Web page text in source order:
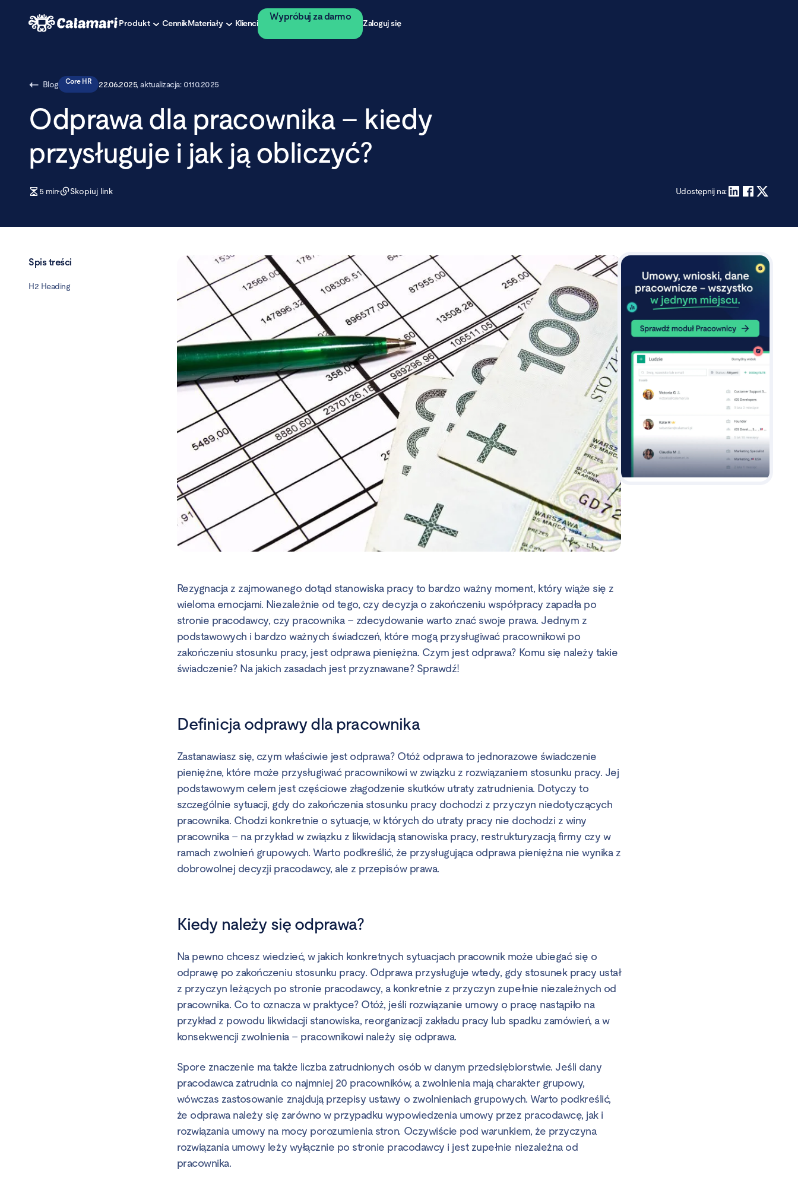
Produkt CennikMateriały Klienci
Wypróbuj za darmo
Zaloguj się
Blog Core HR 22.06.2025, aktualizacja: 01.10.2025
Odprawa dla pracownika – kiedy
przysługuje i jak ją obliczyć?
5 min Skopiuj link Udostępnij na:
Spis treści
H2 Heading
Rezygnacja z zajmowanego dotąd stanowiska pracy to bardzo ważny moment, który wiąże się z
wieloma emocjami. Niezależnie od tego, czy decyzja o zakończeniu współpracy zapadła po
stronie pracodawcy, czy pracownika – zdecydowanie warto znać swoje prawa. Jednym z
podstawowych i bardzo ważnych świadczeń, które mogą przysługiwać pracownikowi po
zakończeniu stosunku pracy, jest odprawa pieniężna. Czym jest odprawa? Komu się należy takie
świadczenie? Na jakich zasadach jest przyznawane? Sprawdź!
Definicja odprawy dla pracownika
Zastanawiasz się, czym właściwie jest odprawa? Otóż odprawa to jednorazowe świadczenie
pieniężne, które może przysługiwać pracownikowi w związku z rozwiązaniem stosunku pracy. Jej
podstawowym celem jest częściowe złagodzenie skutków utraty zatrudnienia. Dotyczy to
szczególnie sytuacji, gdy do zakończenia stosunku pracy dochodzi z przyczyn niedotyczących
pracownika. Chodzi konkretnie o sytuacje, w których do utraty pracy nie dochodzi z winy
pracownika – na przykład w związku z likwidacją stanowiska pracy, restrukturyzacją firmy czy w
ramach zwolnień grupowych. Warto podkreślić, że przysługująca odprawa pieniężna nie wynika z
dobrowolnej decyzji pracodawcy, ale z przepisów prawa.
Kiedy należy się odprawa?
Na pewno chcesz wiedzieć, w jakich konkretnych sytuacjach pracownik może ubiegać się o
odprawę po zakończeniu stosunku pracy. Odprawa przysługuje wtedy, gdy stosunek pracy ustał
z przyczyn leżących po stronie pracodawcy, a konkretnie z przyczyn zupełnie niezależnych od
pracownika. Co to oznacza w praktyce? Otóż, jeśli rozwiązanie umowy o pracę nastąpiło na
przykład z powodu likwidacji stanowiska, reorganizacji zakładu pracy lub spadku zamówień, a w
konsekwencji zwolnienia – pracownikowi należy się odprawa.
Spore znaczenie ma także liczba zatrudnionych osób w danym przedsiębiorstwie. Jeśli dany
pracodawca zatrudnia co najmniej 20 pracowników, a zwolnienia mają charakter grupowy,
wówczas zastosowanie znajdują przepisy ustawy o zwolnieniach grupowych. Warto podkreślić,
że odprawa należy się zarówno w przypadku wypowiedzenia umowy przez pracodawcę, jak i
rozwiązania umowy na mocy porozumienia stron. Oczywiście pod warunkiem, że przyczyna
rozwiązania umowy leży wyłącznie po stronie pracodawcy i jest zupełnie niezależna od
pracownika.